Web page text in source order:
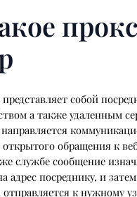
собой
а также удаленным
открытого обращения к
службе сообщение
адрес посреднику, и
отправляется к нужному